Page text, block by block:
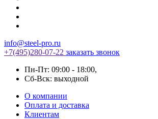
info@steel-pro.ru
+7(495)280-07-22 заказать звонок
Пн-Пт: 09:00 - 18:00,
Cб-Вск: выходной
О компании
Оплата и доставка
Клиентам